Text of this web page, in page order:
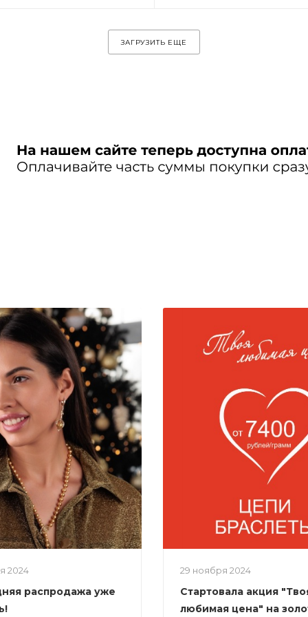
ЗАГРУЗИТЬ ЕЩЕ
2024
распродажа уже
29 ноября 2024
Стартовала акция
любимая цена" на